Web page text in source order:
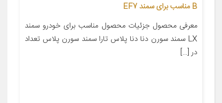
B مناسب برای سمند EF7
معرفی محصول جزئیات محصول مناسب برای خودرو سمند
LX سمند سورن دنا دنا پلاس تارا سمند سورن پلاس تعداد
در […]